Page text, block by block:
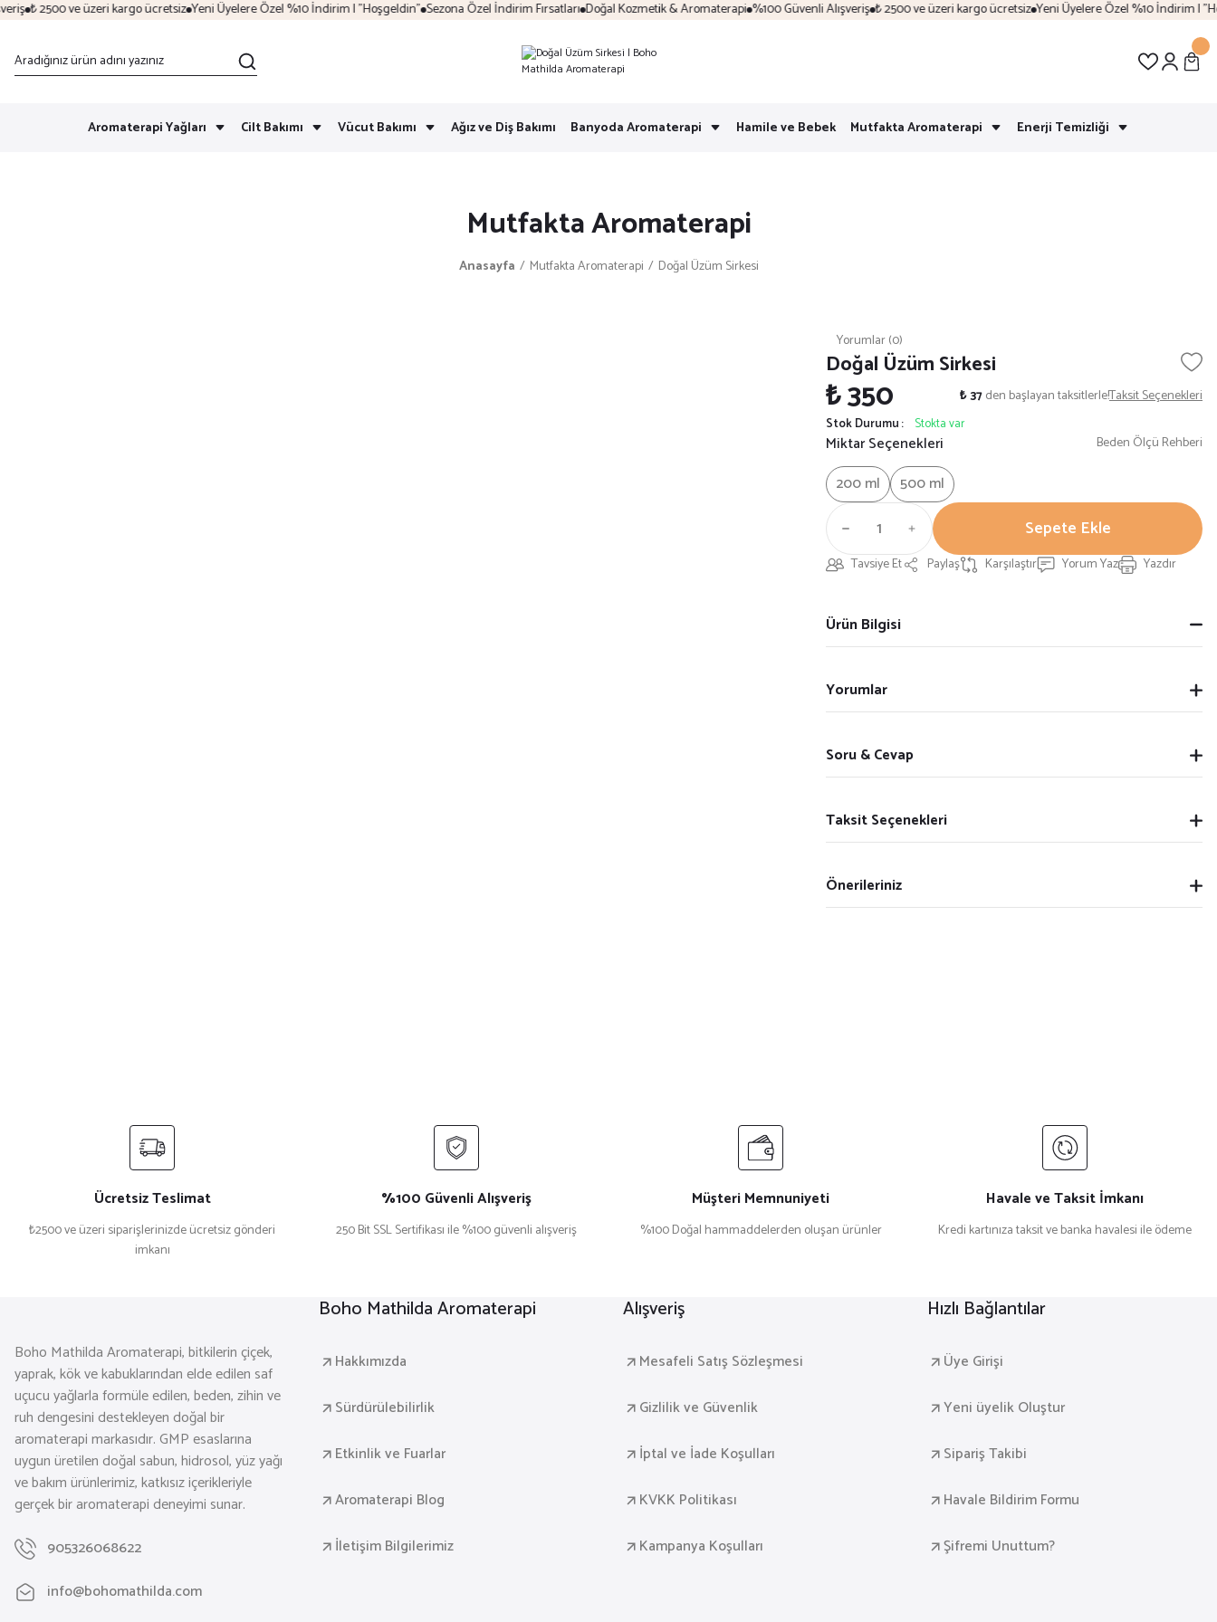
₺ 2500 ve üzeri kargo ücretsiz Yeni Üyelere Özel %10 İndirim | "Hoşgeldin" Sezona Özel İndirim Fırsatları Doğal Kozmetik & Aromaterapi %100 Güvenli Alışveriş ₺ 2500 ve üzeri kargo ücretsiz Yeni Üyelere Özel %10 İndirim |
Aromaterapi Yağları Cilt Bakımı Vücut Bakımı Ağız ve Diş Bakımı Banyoda Aromaterapi Hamile ve Bebek Mutfakta Aromaterapi Enerji Temizliği
Mutfakta Aromaterapi
Anasayfa Mutfakta Aromaterapi Doğal Üzüm Sirkesi
Yorumlar (0)
Doğal Üzüm Sirkesi
₺ 350 ₺ 37den başlayan taksitlerle!Taksit Seçenekleri
Stok Durumu Stokta var
Miktar Seçenekleri
200 ml
500 ml
Beden Ölçü Rehberi
Sepete Ekle
Tavsiye Et Paylaş Karşılaştır Yorum Yaz Yazdır
Ürün Bilgisi
Yorumlar
Soru & Cevap
Taksit Seçenekleri
Önerileriniz
Ücretsiz Teslimat
₺2500 ve üzeri siparişlerinizde ücretsiz gönderi
imkanı
%100 Güvenli Alışveriş
250 Bit SSL Sertifikası ile %100 güvenli alışveriş
Müşteri Memnuniyeti
%100 Doğal hammaddelerden oluşan ürünler
Havale ve Taksit İmkanı
Kredi kartınıza taksit ve banka havalesi ile ödeme
Boho Mathilda Aromaterapi, bitkilerin çiçek,
yaprak, kök ve kabuklarından elde edilen saf
uçucu yağlarla formüle edilen, beden, zihin ve
ruh dengesini destekleyen doğal bir
aromaterapi markasıdır. GMP esaslarına
uygun üretilen doğal sabun, hidrosol, yüz yağı
ve bakım ürünlerimiz, katkısız içerikleriyle
gerçek bir aromaterapi deneyimi sunar.
905326068622
info@bohomathilda.com
Boho Mathilda Aromaterapi
Hakkımızda
Sürdürülebilirlik
Etkinlik ve Fuarlar
Aromaterapi Blog
İletişim Bilgilerimiz
Alışveriş
Mesafeli Satış Sözleşmesi
Gizlilik ve Güvenlik
İptal ve İade Koşulları
KVKK Politikası
Kampanya Koşulları
Hızlı Bağlantılar
Üye Girişi
Yeni üyelik Oluştur
Sipariş Takibi
Havale Bildirim Formu
Şifremi Unuttum?